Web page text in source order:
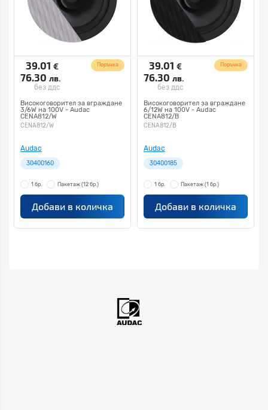
39.01 €
76.30 лв.
без ддс
Поръчка
Високоговорител за вграждане
3/6W на 100V - Audac
CENA812/W
CENA812/W
Audac
30400160
1 бр. Пакетаж (12 бр.)
Добави в количка
39.01 €
76.30 лв.
без ддс
Поръчка
Високоговорител за вграждане
6/12W на 100V - Audac
CENA812/B
CENA812/B
Audac
30400185
1 бр. Пакетаж (1 бр.)
Добави в количка